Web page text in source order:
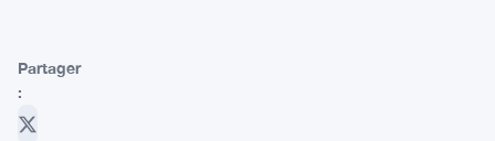
Partager
: